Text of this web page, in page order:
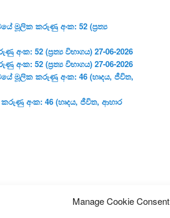
Manage Cookie Consent
මූලික කරුණු අංක: 52 (ප්‍ර‍ත්‍ය
52 (ප්‍ර‍ත්‍ය විභාගය) 27-06-2026
52 (ප්‍ර‍ත්‍ය විභාගය) 27-06-2026
මූලික කරුණු අංක: 46 (හෘදය, ජීවිත,
අංක: 46 (හෘදය, ජීවිත, ආහාර